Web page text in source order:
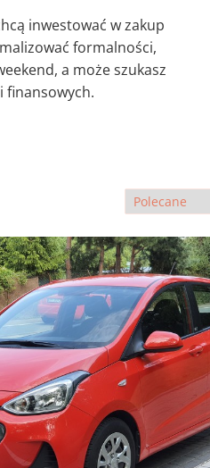
inwestować w zakup
formalności,
a może szukasz